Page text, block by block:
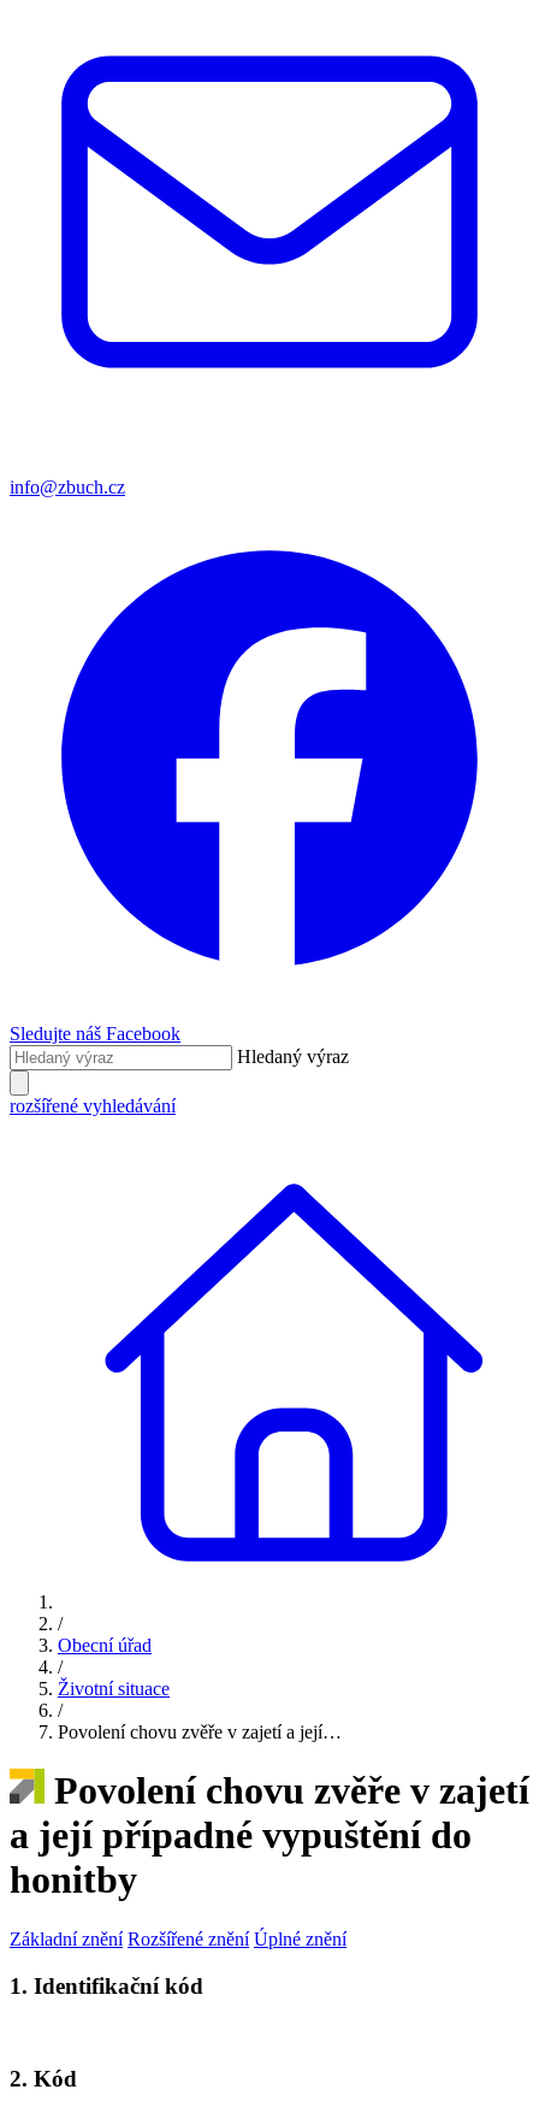
info@zbuch.cz
Sledujte náš Facebook
Hledaný výraz
rozšířené vyhledávání
/
Obecní úřad
/
Životní situace
/
Povolení chovu zvěře v zajetí a její…
Povolení chovu zvěře v zajetí
a její případné vypuštění do
honitby
Základní znění Rozšířené znění Úplné znění
1. Identifikační kód
2. Kód